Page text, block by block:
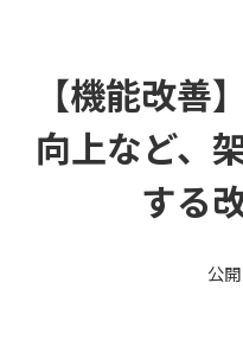
【機能改善
向上など、
する
公